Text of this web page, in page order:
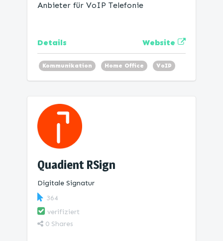
Anbieter für VoIP Telefonie
Details Website
Kommunikation Home Office VoIP
Promotion
Quadient RSign
Digitale Signatur
364
verifiziert
0 Shares